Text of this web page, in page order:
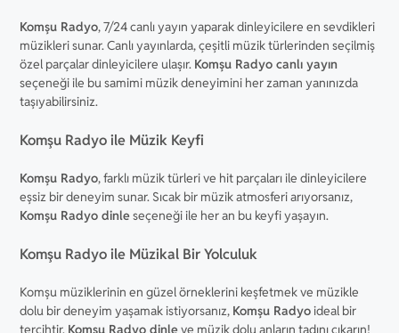
Komşu Radyo, 7/24 canlı yayın yaparak dinleyicilere en sevdikleri
müzikleri sunar. Canlı yayınlarda, çeşitli müzik türlerinden seçilmiş
özel parçalar dinleyicilere ulaşır. Komşu Radyo canlı yayın
seçeneği ile bu samimi müzik deneyimini her zaman yanınızda
taşıyabilirsiniz.
Komşu Radyo ile Müzik Keyfi
Komşu Radyo, farklı müzik türleri ve hit parçaları ile dinleyicilere
eşsiz bir deneyim sunar. Sıcak bir müzik atmosferi arıyorsanız,
Komşu Radyo dinle seçeneği ile her an bu keyfi yaşayın.
Komşu Radyo ile Müzikal Bir Yolculuk
Komşu müziklerinin en güzel örneklerini keşfetmek ve müzikle
dolu bir deneyim yaşamak istiyorsanız, Komşu Radyoideal bir
tercihtir. Komşu Radyo dinle ve müzik dolu anların tadını çıkarın!